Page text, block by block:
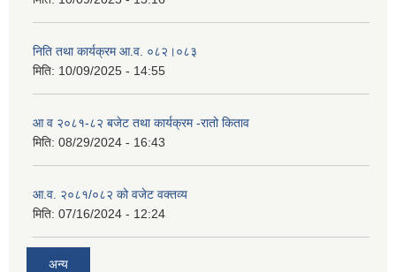
निति तथा कार्यक्रम आ.व. ०८२।०८३
मिति: 10/09/2025 - 14:55
आ व २०८१-८२ बजेट तथा कार्यक्रम -रातो किताव
मिति: 08/29/2024 - 16:43
आ.व. २०८१/०८२ को वजेट वक्तव्य
मिति: 07/16/2024 - 12:24
अन्य